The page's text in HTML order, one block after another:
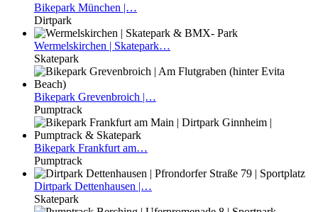
Bikepark München |…
Dirtpark
Wermelskirchen | Skatepark…
Skatepark
Bikepark Grevenbroich |…
Pumptrack
Bikepark Frankfurt am…
Pumptrack
Dirtpark Dettenhausen |…
Skatepark